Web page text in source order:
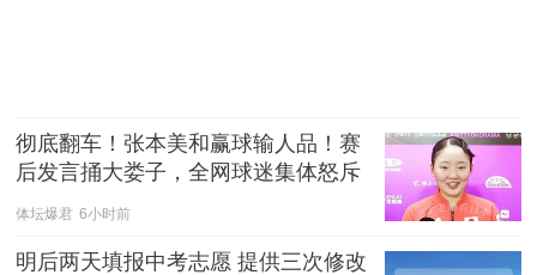
彻底翻车！张本美和赢球输人品！赛
后发言捅大娄子，全网球迷集体怒斥
体坛爆君 6小时前
明后两天填报中考志愿 提供三次修改